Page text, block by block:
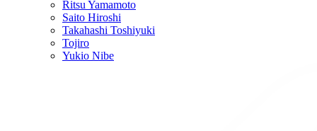
Ritsu Yamamoto
Saito Hiroshi
Takahashi Toshiyuki
Tojiro
Yukio Nibe